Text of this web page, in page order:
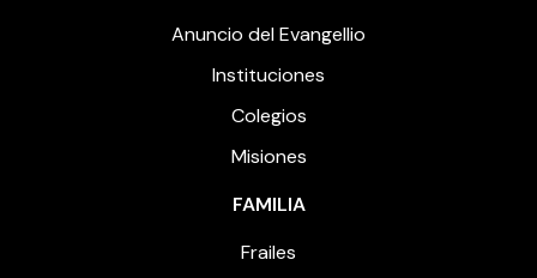
Anuncio del Evangellio
Instituciones
Colegios
Misiones
FAMILIA
Frailes